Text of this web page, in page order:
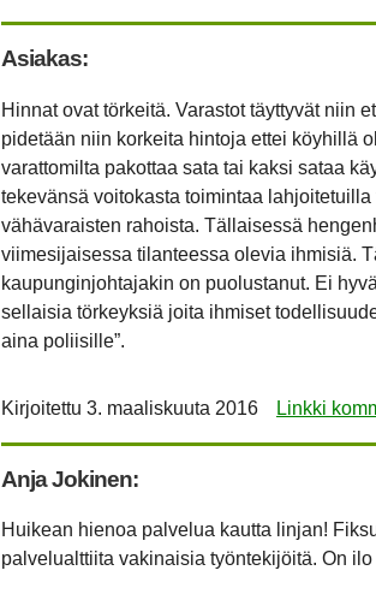
Asiakas:
Hinnat ovat törkeitä. Varastot täyttyvät niin
pidetään niin korkeita hintoja ettei köyhillä
varattomilta pakottaa sata tai kaksi sataa
tekevänsä voitokasta toimintaa
vähävaraisten rahoista. Tällaisessä
viimesijaisessa tilanteessa olevia ihmisiä.
kaupunginjohtajakin on puolustanut. Ei
sellaisia törkeyksiä joita ihmiset
aina poliisille”.
Kirjoitettu 3. maaliskuuta 2016 Linkki
Anja Jokinen:
Huikean hienoa palvelua kautta linjan!
palvelualttiita vakinaisia työntekijöitä. On ilo